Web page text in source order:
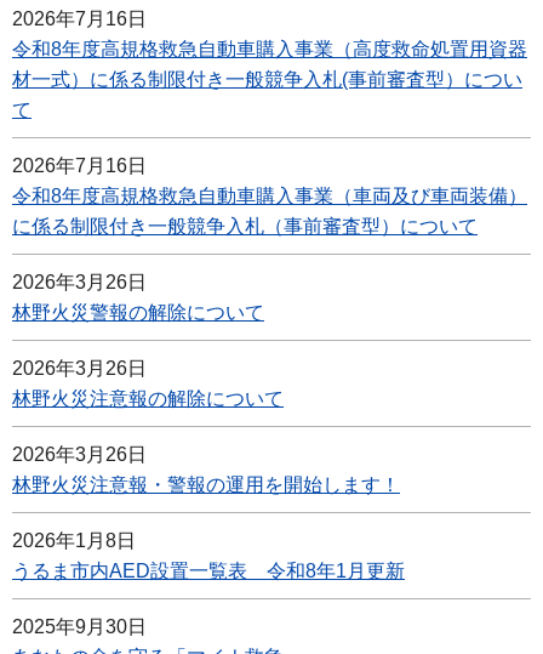
2026年7月16日
令和8年度高規格救急自動車購入事業（高度救命処置用資器
材一式）に係る制限付き一般競争入札(事前審査型）につい
て
2026年7月16日
令和8年度高規格救急自動車購入事業（車両及び車両装備）
に係る制限付き一般競争入札（事前審査型）について
2026年3月26日
林野火災警報の解除について
2026年3月26日
林野火災注意報の解除について
2026年3月26日
林野火災注意報・警報の運用を開始します！
2026年1月8日
うるま市内AED設置一覧表 令和8年1月更新
2025年9月30日